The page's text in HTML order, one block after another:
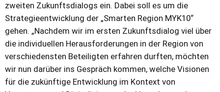
zweiten Zukunftsdialogs ein. Dabei soll es um die
Strategieentwicklung der „Smarten Region MYK10“
gehen. „Nachdem wir im ersten Zukunftsdialog viel über
die individuellen Herausforderungen in der Region von
verschiedensten Beteiligten erfahren durften, möchten
wir nun darüber ins Gespräch kommen, welche Visionen
für die zukünftige Entwicklung im Kontext von